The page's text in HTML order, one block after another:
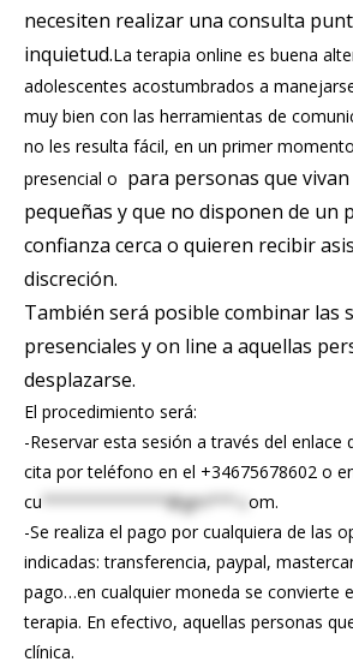
necesiten realizar una consulta
inquietud.La terapia online es buena
adolescentes acostumbrados a
muy bien con las herramientas de
no les resulta fácil, en un primer
presencial o para personas que
pequeñas y que no disponen de un
confianza cerca o quieren recibir
discreción.
También será posible combinar las
presenciales y on line a aquellas
desplazarse.
El procedimiento será:
-Reservar esta sesión a través del enlace
cita por teléfono en el +34675678602 o
cu *************@gm***.c om.
-Se realiza el pago por cualquiera de las
indicadas: transferencia, paypal,
pago…en cualquier moneda se convierte
terapia. En efectivo, aquellas personas
clínica.